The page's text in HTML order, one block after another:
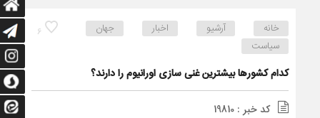
6 خانه آرشیو اخبار
جهان
سیاست
کدام کشورها بیشترین غنی سازی اورانیوم را دارند؟
کد خبر : 19810